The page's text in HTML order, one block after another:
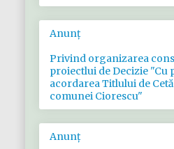
Anunț
Privind organizarea
proiectlui de Decizie "Cu
acordarea Titlului de
comunei Ciorescu"
Anunț